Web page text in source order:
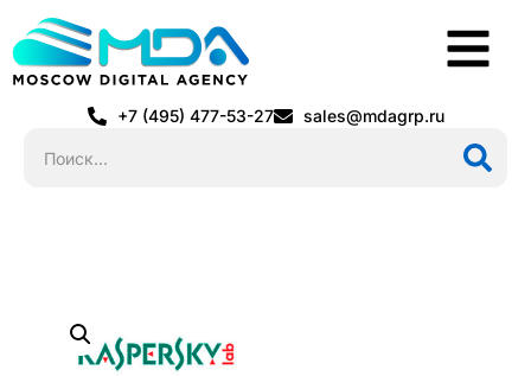
+7 (495) 477-53-27 sales@mdagrp.ru